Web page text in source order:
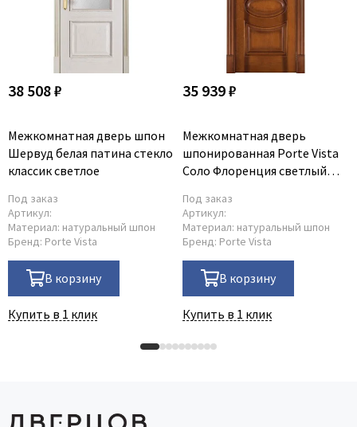
38 508 ₽
Межкомнатная дверь шпон
Шервуд белая патина стекло
классик светлое
Под заказ
Артикул:
Материал: натуральный шпон
Бренд: Porte Vista
В корзину
Купить в 1 клик
35 939 ₽
Межкомнатная дверь
шпонированная Porte Vista
Соло Флоренция светлый
Под заказ
Артикул:
Материал: натуральный шпон
Бренд: Porte Vista
В корзину
Купить в 1 клик